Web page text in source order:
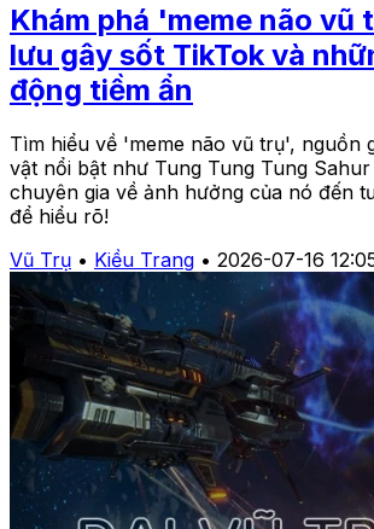
Khám phá 'meme não vũ
lưu gây sốt TikTok và
động tiềm ẩn
Tìm hiểu về 'meme não vũ trụ', nguồn
vật nổi bật như Tung Tung Tung
chuyên gia về ảnh hưởng của nó đến
để hiểu rõ!
Vũ Trụ • Kiều Trang • 2026-07-16